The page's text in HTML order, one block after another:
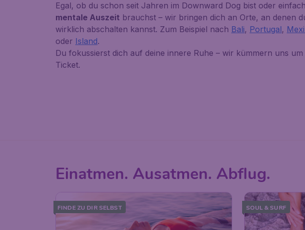
Egal, ob du schon seit Jahren im Downward Dog bist oder
mentale Auszeit brauchst – wir bringen dich an Orte, an denen
wirklich abschalten kannst. Zum Beispiel nach Bali, Portugal,
oder Island.
Du fokussierst dich auf deine innere Ruhe – wir kümmern uns um
Ticket.
Einatmen. Ausatmen. Abflug.
FINDE ZU DIR SELBST SOUL & SURF